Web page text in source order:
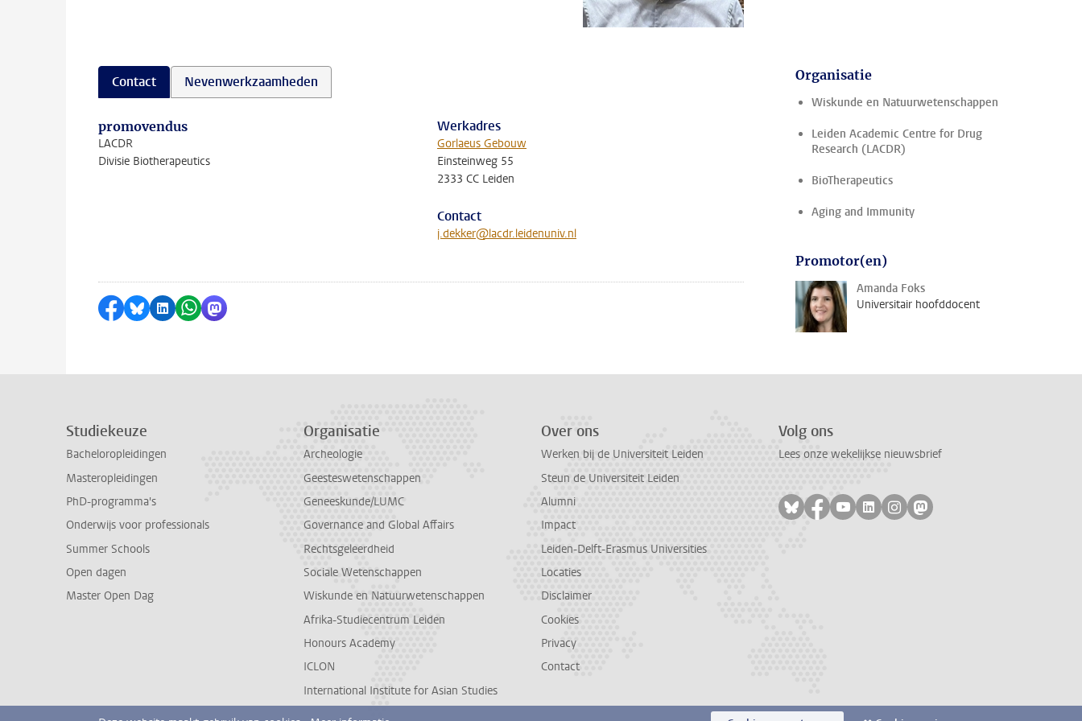
Contact Nevenwerkzaamheden
promovendus
LACDR
Divisie Biotherapeutics
Werkadres
Gorlaeus Gebouw
Einsteinweg 55
2333 CC Leiden
Contact
j.dekker@lacdr.leidenuniv.nl
Delen op Facebook
Delen via Bluesky
Delen op LinkedIn
Delen via WhatsApp
Delen via Mastodon
Organisatie
Wiskunde en Natuurwetenschappen
Leiden Academic Centre for Drug
Research (LACDR)
BioTherapeutics
Aging and Immunity
Promotor(en)
Amanda Foks
Universitair hoofddocent
Studiekeuze
Bacheloropleidingen
Masteropleidingen
PhD-programma's
Onderwijs voor professionals
Summer Schools
Open dagen
Master Open Dag
Organisatie
Archeologie
Geesteswetenschappen
Geneeskunde/LUMC
Governance and Global Affairs
Rechtsgeleerdheid
Sociale Wetenschappen
Wiskunde en Natuurwetenschappen
Afrika-Studiecentrum Leiden
Honours Academy
ICLON
International Institute for Asian Studies
Over ons
Werken bij de Universiteit Leiden
Steun de Universiteit Leiden
Alumni
Impact
Leiden-Delft-Erasmus Universities
Locaties
Disclaimer
Cookies
Privacy
Contact
Volg ons
Lees onze wekelijkse nieuwsbrief
Volg ons op bluesky
Volg ons op facebook
Volg ons op youtube
Volg ons op linkedin
Volg ons op instagram
Volg ons op mastodon